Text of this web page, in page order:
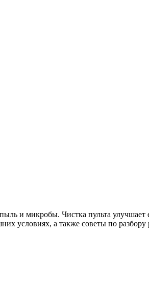
и микробы. Чистка пульта
условиях, а также советы по